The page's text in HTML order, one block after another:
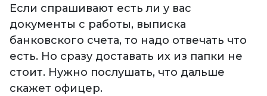
Если спрашивают есть ли у вас
документы с работы, выписка
банковского счета, то надо отвечать что
есть. Но сразу доставать их из папки не
стоит. Нужно послушать, что дальше
скажет офицер.